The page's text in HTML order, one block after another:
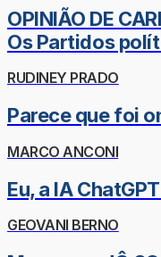
OPINIÃO DE
Os Partidos
RUDINEY PRADO
Parece que foi
MARCO ANCONI
Eu, a IA
GEOVANI BERNO